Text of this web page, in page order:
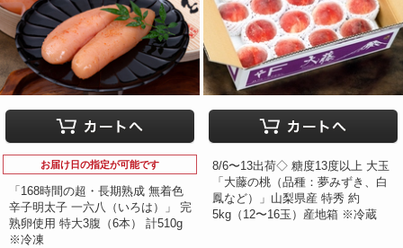
お届け日の指定が可能です
「168時間の超・長期熟成 無着色
辛子明太子 一六八（いろは）」 完
熟卵使用 特大3腹（6本） 計510g
※冷凍
8/6〜13出荷◇ 糖度13度以上 大玉
「大藤の桃（品種：夢みずき、白
鳳など）」山梨県産 特秀 約
5kg（12〜16玉）産地箱 ※冷蔵